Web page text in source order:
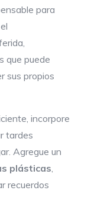
para
que puede
sus propios
incorpore
tardes
Agregue un
plásticas,
recuerdos